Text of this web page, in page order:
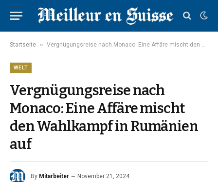
Startseite » Vergnügungsreise nach Monaco: Eine Affäre mischt den Wahlkampf in Rumänien auf
WELT
Vergnügungsreise nach
Monaco: Eine Affäre mischt
den Wahlkampf in Rumänien
auf
By Mitarbeiter November 21, 2024